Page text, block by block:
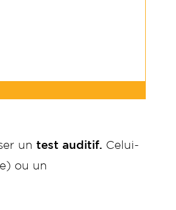
un test auditif. Celui-
ou un